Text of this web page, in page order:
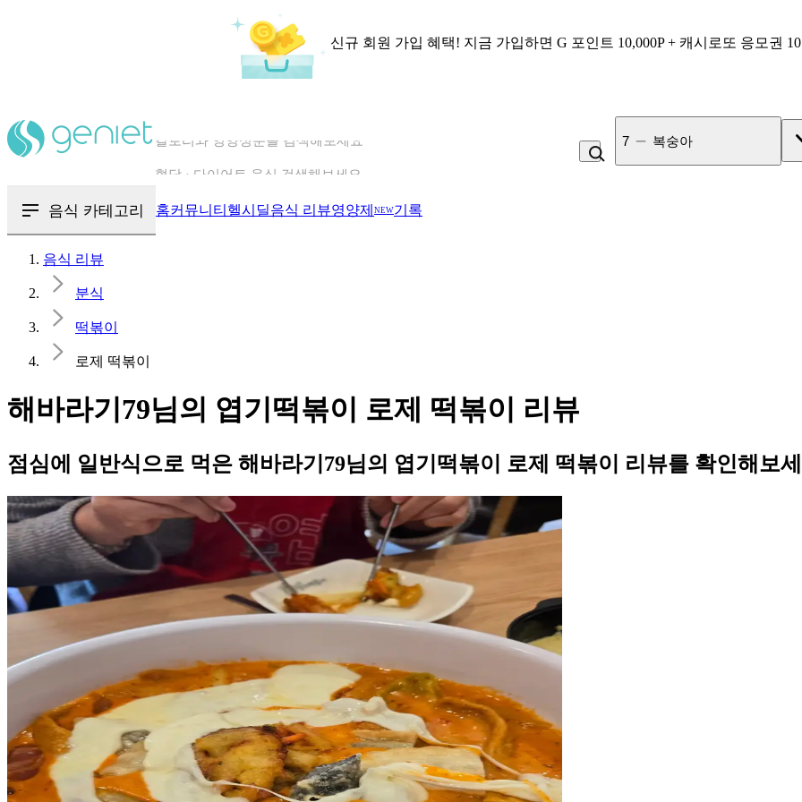
신규 회원 가입 혜택! 지금 가입하면 G 포인트 10,000P + 캐시로또 응모권
8 김치찌개
음식 카테고리 홈커뮤니티 헬시딜음식 리뷰영양제 NEW기록
음식 리뷰
분식
떡볶이
로제 떡볶이
해바라기79님의 엽기떡볶이 로제 떡볶이 리뷰
점심에 일반식으로 먹은 해바라기79님의 엽기떡볶이 로제 떡볶이 리뷰를 확인해보